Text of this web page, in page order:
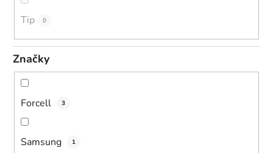
Tip 0
Značky
Forcell 3
Samsung 1